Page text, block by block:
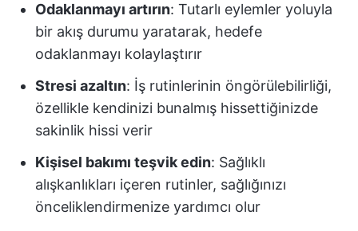
Odaklanmayı artırın: Tutarlı eylemler yoluyla
bir akış durumu yaratarak, hedefe
odaklanmayı kolaylaştırır
Stresi azaltın: İş rutinlerinin öngörülebilirliği,
özellikle kendinizi bunalmış hissettiğinizde
sakinlik hissi verir
Kişisel bakımı teşvik edin: Sağlıklı
alışkanlıkları içeren rutinler, sağlığınızı
önceliklendirmenize yardımcı olur